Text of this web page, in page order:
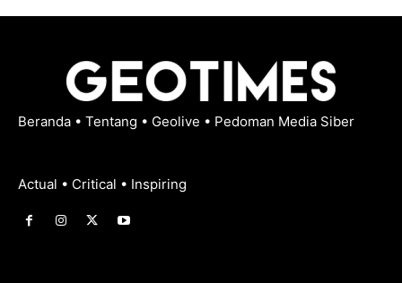
Beranda • Tentang • Geolive • Pedoman Media Siber
Actual • Critical • Inspiring